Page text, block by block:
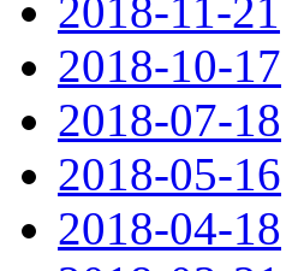
2018-11-21
2018-10-17
2018-07-18
2018-05-16
2018-04-18